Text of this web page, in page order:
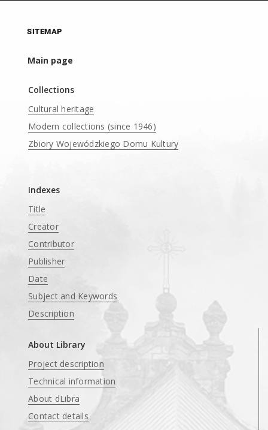
SITEMAP
Main page
Collections
Cultural heritage
Modern collections (since 1946)
Zbiory Wojewódzkiego Domu Kultury
Indexes
Title
Creator
Contributor
Publisher
Date
Subject and Keywords
Description
About Library
Project description
Technical information
About dLibra
Contact details